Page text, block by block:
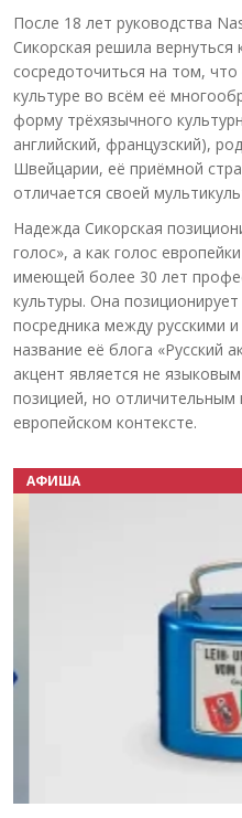
После 18 лет руководства
Сикорская решила вернуться
сосредоточиться на том, что
культуре во всём её
форму трёхязычного
английский, французский),
Швейцарии, её приёмной
отличается своей
Надежда Сикорская
голос», а как голос
имеющей более 30 лет
культуры. Она позиционирует
посредника между русскими
название её блога «Русский
акцент является не
позицией, но
европейском контексте.
АФИША